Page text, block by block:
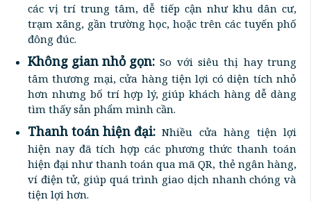
các vị trí trung tâm, dễ tiếp cận như khu dân cư,
trạm xăng, gần trường học, hoặc trên các tuyến phố
đông đúc.
Không gian nhỏ gọn: So với siêu thị hay trung
tâm thương mại, cửa hàng tiện lợi có diện tích nhỏ
hơn nhưng bố trí hợp lý, giúp khách hàng dễ dàng
tìm thấy sản phẩm mình cần.
Thanh toán hiện đại: Nhiều cửa hàng tiện lợi
hiện nay đã tích hợp các phương thức thanh toán
hiện đại như thanh toán qua mã QR, thẻ ngân hàng,
ví điện tử, giúp quá trình giao dịch nhanh chóng và
tiện lợi hơn.